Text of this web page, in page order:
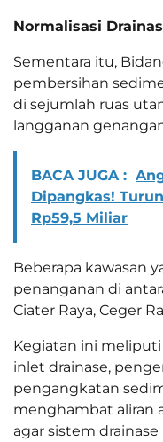
Normalisasi
Sementara itu,
pembersihan
di sejumlah ruas
langganan
BACA JUGA :
Dipangkas!
Rp59,5 Miliar
Beberapa kawasan
penanganan di
Ciater Raya, Ceger
Kegiatan ini
inlet drainase,
pengangkatan
menghambat aliran
agar sistem